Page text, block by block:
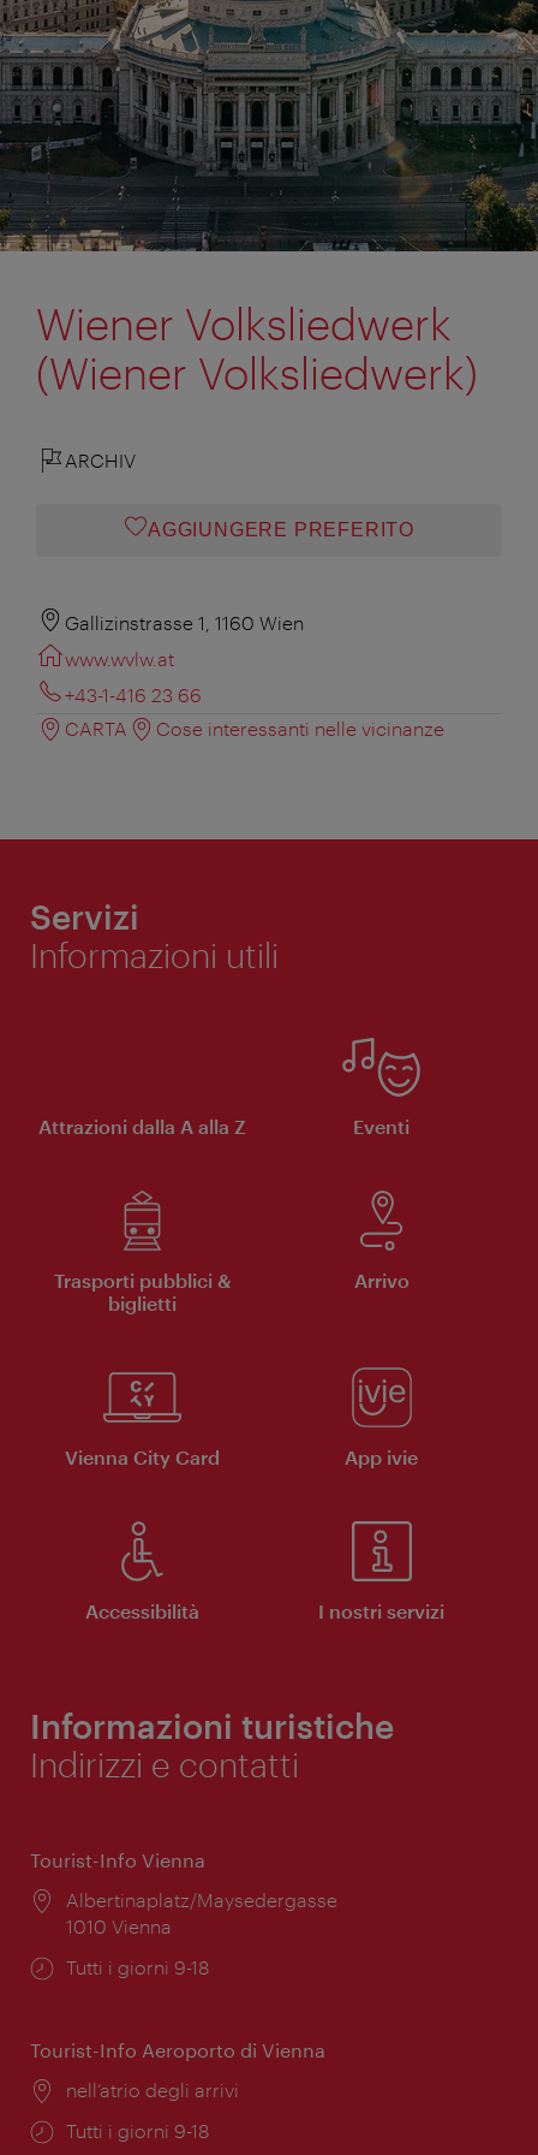
Wiener Volksliedwerk
(Wiener Volksliedwerk)
ARCHIV
AGGIUNGERE PREFERITO
Gallizinstrasse 1, 1160 Wien
www.wvlw.at
+43-1-416 23 66
CARTA
Cose interessanti nelle vicinanze
Servizi
Informazioni utili
Attrazioni dalla A alla Z Eventi
Trasporti pubblici &
biglietti
Arrivo
Vienna City Card App ivie
Accessibilità I nostri servizi
Informazioni turistiche
Indirizzi e contatti
Tourist-Info Vienna
Posizione:
Albertinaplatz/Maysedergasse
1010 Vienna
Orari
Tutti i giorni 9-18
Tourist-Info Aeroporto di Vienna
Posizione:
nell’atrio degli arrivi
Orari
Tutti i giorni 9-18